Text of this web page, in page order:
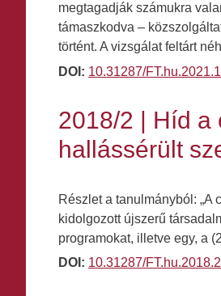
megtagadják számukra
támaszkodva –
történt. A vizsgálat feltárt
DOI: 10.31287/
2018/2 | Híd a
hallássérült
Részlet a tanulmányból:
kidolgozott újszerű
programokat, illetve egy, a
DOI: 10.31287/